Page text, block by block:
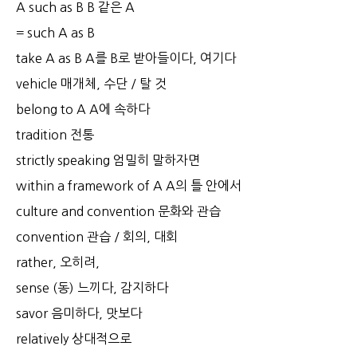
A such as B B 같은 A
= such A as B
take A as B A를 B로 받아들이다, 여기다
vehicle 매개체, 수단 / 탈 것
belong to A A에 속하다
tradition 전통
strictly speaking 엄밀히 말하자면
within a framework of A A의 틀 안에서
culture and convention 문화와 관습
convention 관습 / 회의, 대회
rather, 오히려,
sense (동) 느끼다, 감지하다
savor 음미하다, 맛보다
relatively 상대적으로